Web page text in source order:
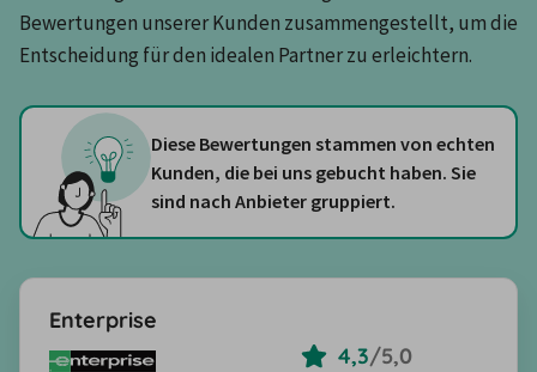
Bewertungen unserer Kunden zusammengestellt, um die
Entscheidung für den idealen Partner zu erleichtern.
Diese Bewertungen stammen von echten
Kunden, die bei uns gebucht haben. Sie
sind nach Anbieter gruppiert.
Enterprise
4,3/5,0